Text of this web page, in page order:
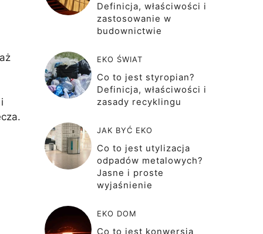
Definicja, właściwości i
zastosowanie w
budownictwie
EKO ŚWIAT
Co to jest styropian?
Definicja, właściwości i
zasady recyklingu
JAK BYĆ EKO
Co to jest utylizacja
odpadów metalowych?
Jasne i proste
wyjaśnienie
EKO DOM
Co to jest konwersja